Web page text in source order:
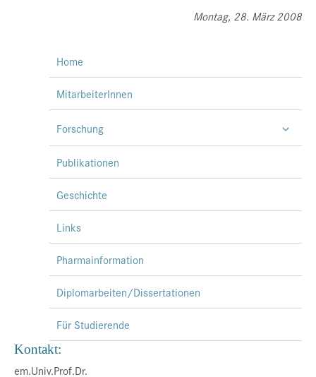
Montag, 28. März 2008
Home
MitarbeiterInnen
Forschung
Publikationen
Geschichte
Links
Pharmainformation
Diplomarbeiten/Dissertationen
Für Studierende
Kontakt:
em.Univ.Prof.Dr.